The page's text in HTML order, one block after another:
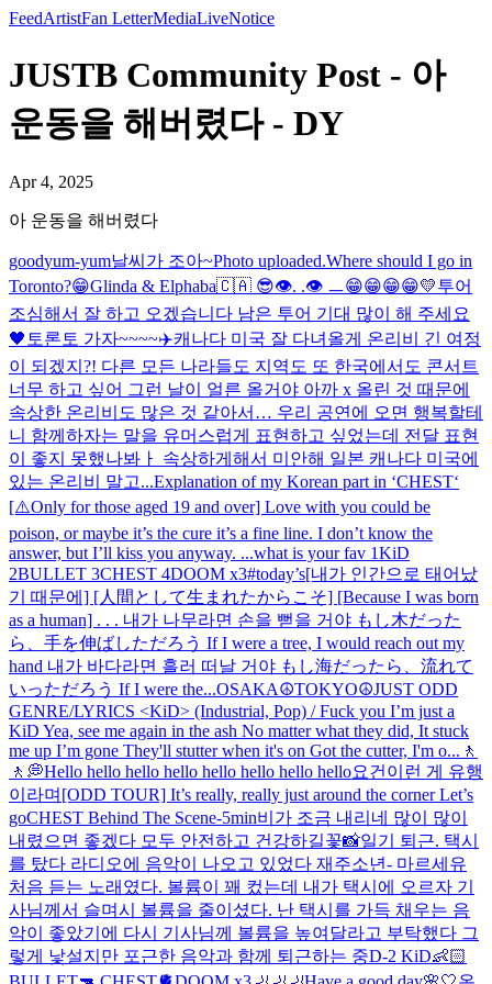
FeedArtistFan LetterMediaLiveNotice
JUSTB Community Post - 아
운동을 해버렸다 - DY
Apr 4, 2025
아 운동을 해버렸다
goodyum-yum날씨가 조아~Photo uploaded.Where should I go in
Toronto?😁Glinda & Elphaba🇨🇦 😎👁️. .👁️ ㅡ😁😁😁😁💛투어
조심해서 잘 하고 오겠습니다 남은 투어 기대 많이 해 주세요
🖤 토론토 가자~~~~✈️캐나다 미국 잘 다녀올게 온리비 긴 여정
이 되겠지?! 다른 모든 나라들도 지역도 또 한국에서도 콘서트
너무 하고 싶어 그런 날이 얼른 올거야 아까 x 올린 것 때문에
속상한 온리비도 많은 것 같아서… 우리 공연에 오면 행복할테
니 함께하자는 말을 유머스럽게 표현하고 싶었는데 전달 표현
이 좋지 못했나봐ㅏ 속상하게해서 미안해 일본 캐나다 미국에
있는 온리비 말고...Explanation of my Korean part in ‘CHEST‘
[⚠️Only for those aged 19 and over] Love with you could be
poison, or maybe it’s the cure it’s a fine line. I don’t know the
answer, but I’ll kiss you anyway. ...what is your fav 1KiD
2BULLET 3CHEST 4DOOM x3#today’s[내가 인간으로 태어났
기 때문에] [人間として生まれたからこそ] [Because I was born
as a human] . . . 내가 나무라면 손을 뻗을 거야 もし木だった
ら、手を伸ばしただろう If I were a tree, I would reach out my
hand 내가 바다라면 흘러 떠날 거야 もし海だったら、流れて
いっただろう If I were the...OSAKA☮️TOKYO☮️JUST ODD
GENRE/LYRICS <KiD> (Industrial, Pop) / Fuck you I’m just a
KiD Yea, see me again in the ash No matter what they did, It stuck
me up I’m gone They'll stutter when it's on Got the cutter, I'm o... 🚶
🚶💭Hello hello hello hello hello hello hello hello요건 이런 게 유행
이라며 [ODD TOUR] It’s really, really just around the corner Let’s
goCHEST Behind The Scene-5min비가 조금 내리네 많이 많이
내렸으면 좋겠다 모두 안전하고 건강하길꽃📸일기 퇴근. 택시
를 탔다 라디오에 음악이 나오고 있었다 재주소년- 마르세유
처음 듣는 노래였다. 볼륨이 꽤 컸는데 내가 택시에 오르자 기
사님께서 슬며시 볼륨을 줄이셨다. 난 택시를 가득 채우는 음
악이 좋았기에 다시 기사님께 볼륨을 높여달라고 부탁했다 그
렇게 낯설지만 포근한 음악과 함께 퇴근하는 중D-2 KiD👶🏻